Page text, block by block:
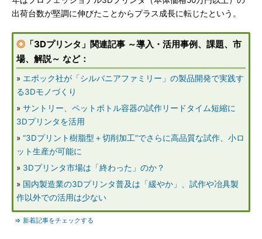
出荷台数が堅調に伸びたことからプラス成長に転じたという。
◎ 「3Dプリンタ」関連記事 ～導入・活用事例、課題、市
場、解説～ など：
» エポック社が「シルバニアファミリー」の製品開発で実践す
る3Dモノづくり
» サントリー、ペットボトル容器の試作リードタイム短縮に
3Dプリンタを活用
» “3Dプリント樹脂型＋切削加工”でさらに高品質な試作、小ロ
ット生産が可能に
» 3Dプリンタ市場は「終わった」のか？
» 国内製造業の3Dプリンタ普及は「緩やか」、試作や冶具製
作以外での活用は少ない
⇒ 新着記事をチェックする